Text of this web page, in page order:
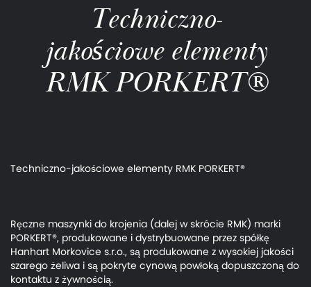
Techniczno-
jakościowe elementy
RMK PORKERT®
Techniczno-jakościowe elementy RMK PORKERT®
Ręczne maszynki do krojenia (dalej w skrócie RMK) marki
PORKERT®, produkowane i dystrybuowane przez spółkę
Hanhart Morkovice s.r.o., są produkowane z wysokiej jakości
szarego żeliwa i są pokryte cynową powłoką dopuszczoną do
kontaktu z żywnością.